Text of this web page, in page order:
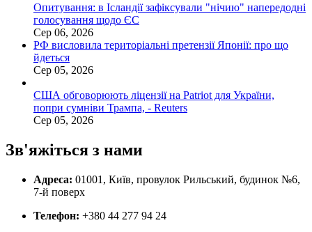
Опитування: в Ісландії зафіксували "нічию" напередодні
голосування щодо ЄС
Сер 06, 2026
РФ висловила територіальні претензії Японії: про що
йдеться
Сер 05, 2026
США обговорюють ліцензії на Patriot для України,
попри сумніви Трампа, - Reuters
Сер 05, 2026
Зв'яжіться з нами
Адреса: 01001, Київ, провулок Рильський, будинок №6,
7-й поверх
Телефон: +380 44 277 94 24